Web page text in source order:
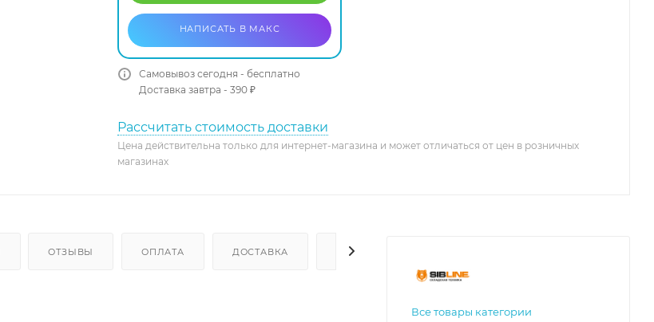
НАПИСАТЬ В МАКС
Самовывоз сегодня - бесплатно
Доставка завтра - 390 ₽
Рассчитать стоимость доставки
Цена действительна только для интернет-магазина и может отличаться от цен в розничных
магазинах
ОТЗЫВЫ ОПЛАТА ДОСТАВКА ГАРАНТИЯ И СЕРВИС
Все товары категории